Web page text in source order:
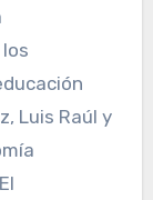
Luis Raúl y